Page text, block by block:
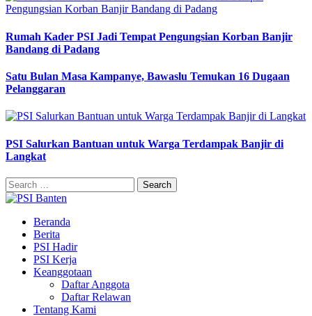
Rumah Kader PSI Jadi Tempat Pengungsian Korban Banjir
Bandang di Padang
Satu Bulan Masa Kampanye, Bawaslu Temukan 16 Dugaan
Pelanggaran
PSI Salurkan Bantuan untuk Warga Terdampak Banjir di
Langkat
Search
for:
Beranda
Berita
PSI Hadir
PSI Kerja
Keanggotaan
Daftar Anggota
Daftar Relawan
Tentang Kami